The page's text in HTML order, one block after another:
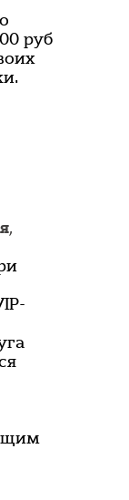
руб
,